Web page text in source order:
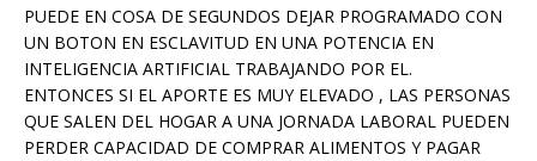
PUEDE EN COSA DE SEGUNDOS DEJAR PROGRAMADO CON
UN BOTON EN ESCLAVITUD EN UNA POTENCIA EN
INTELIGENCIA ARTIFICIAL TRABAJANDO POR EL.
ENTONCES SI EL APORTE ES MUY ELEVADO , LAS PERSONAS
QUE SALEN DEL HOGAR A UNA JORNADA LABORAL PUEDEN
PERDER CAPACIDAD DE COMPRAR ALIMENTOS Y PAGAR